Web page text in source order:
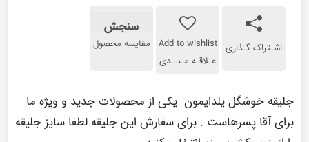
اشـتراک گـذاری Add to wishlist
عـلاقـه مـنــدی
سنجش
مقایسه محصول
جلیقه خوشگل یلدایمون یکی از محصولات جدید و ویژه ما
برای آقا پسرهاست . برای سفارش این جلیقه لطفا سایز جلیقه